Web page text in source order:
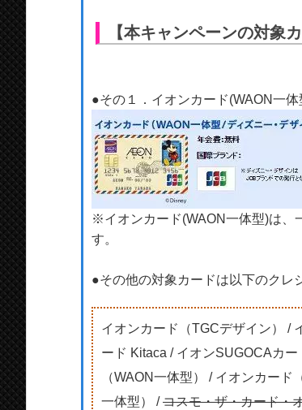
【本キャンペーンの対象カ
●その１．イオンカード(WAON一
※イオンカード(WAON一体型)は、
す。
●その他の対象カードは以下のクレ
イオンカード（TGCデザイン） /
ード Kitaca / イオンSUGOCAカ
（WAON一体型） / イオンカー
一体型） /コスモ・ザ・カード・